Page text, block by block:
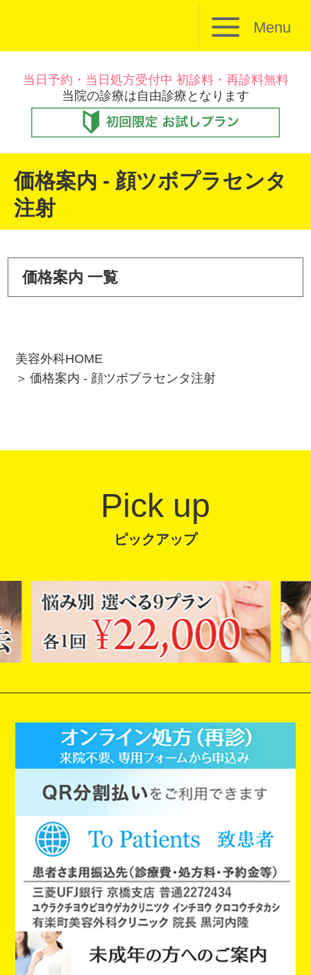
Menu
当日予約・当日処方受付中 初診料・再診料無料
当院の診療は自由診療となります
価格案内 - 顔ツボプラセンタ
注射
価格案内 一覧
美容外科HOME
価格案内 - 顔ツボプラセンタ注射
Pick up
ピックアップ